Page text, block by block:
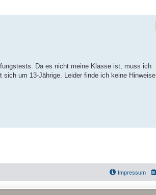
Da es nicht meine Klasse ist, muss ich
um 13-Jährige. Leider finde ich keine Hinweise
Impressum